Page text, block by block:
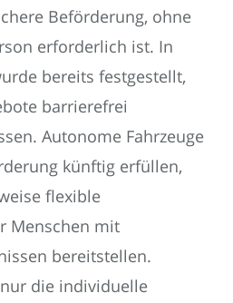
Beförderung, ohne
erforderlich ist. In
bereits festgestellt,
barrierefrei
Autonome Fahrzeuge
künftig erfüllen,
flexible
Menschen mit
bereitstellen.
die individuelle